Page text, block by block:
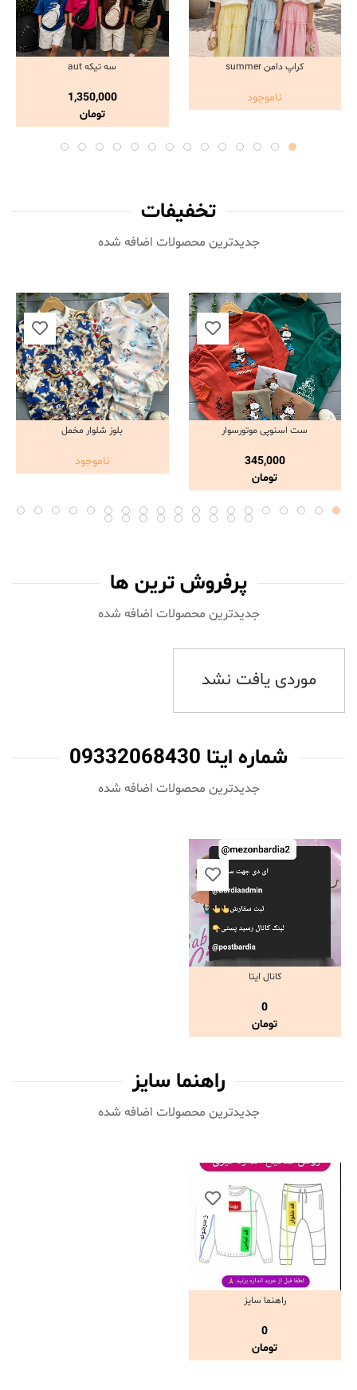
مشاهده و خرید
کراپ دامن summer
ناموجود
مشاهده و خرید
سه تیکه aut
1,350,000
تومان
تخفیفات
جدیدترین محصولات اضافه شده‌
مشاهده و خرید
ست اسنوپی موتورسوار
345,000
تومان
ناموجود
مشاهده و خرید
بلوز شلوار مخمل
ناموجود
پرفروش ترین ها
جدیدترین محصولات اضافه شده‌
موردی یافت نشد
شماره ایتا 09332068430
جدیدترین محصولات اضافه شده‌
مشاهده و خرید
کانال ایتا
0
تومان
راهنما سایز
جدیدترین محصولات اضافه شده‌
مشاهده و خرید
راهنما سایز
0
تومان